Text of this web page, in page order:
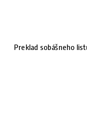
Preklad sobášneho